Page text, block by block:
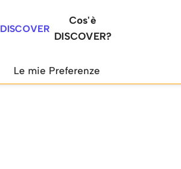
DISCOVER
Cos'è
DISCOVER?
Le mie Preferenze